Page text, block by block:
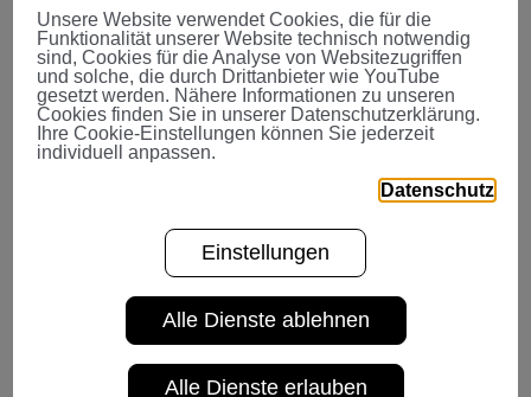
Rekordniveau.
Arbeitswelt im Wertewandel
Unsere Website verwendet Cookies, die für die
Funktionalität unserer Website technisch notwendig
sind, Cookies für die Analyse von Websitezugriffen
und solche, die durch Drittanbieter wie YouTube
gesetzt werden. Nähere Informationen zu unseren
Cookies finden Sie in unserer Datenschutzerklärung.
Ihre Cookie-Einstellungen können Sie jederzeit
individuell anpassen.
Datenschutz
Einstellungen
Alle Dienste ablehnen
Alle Dienste erlauben